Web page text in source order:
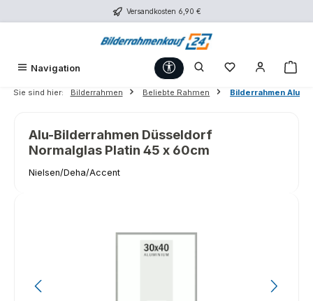
Zum Hauptinhalt springen Versandkosten 6,90 €
Navigation Werkzeugleiste anzeigen
Du hast 0
Sie sind hier: Bilderrahmen Beliebte Rahmen Bilderrahmen Alu
Alu-Bilderrahmen Düsseldorf
Normalglas Platin 45 x 60cm
Nielsen/Deha/Accent